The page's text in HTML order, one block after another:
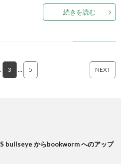
続きを読む
3 … 5 NEXT
bullseye からbookworm へのアップ